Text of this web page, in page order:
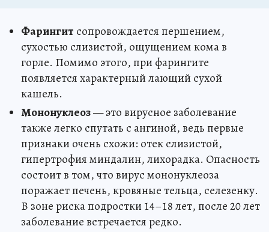
Фарингит сопровождается першением,
сухостью слизистой, ощущением кома в
горле. Помимо этого, при фарингите
появляется характерный лающий сухой
кашель.
Мононуклеоз— это вирусное заболевание
также легко спутать с ангиной, ведь первые
признаки очень схожи: отек слизистой,
гипертрофия миндалин, лихорадка. Опасность
состоит в том, что вирус мононуклеоза
поражает печень, кровяные тельца, селезенку.
В зоне риска подростки 14–18 лет, после 20 лет
заболевание встречается редко.